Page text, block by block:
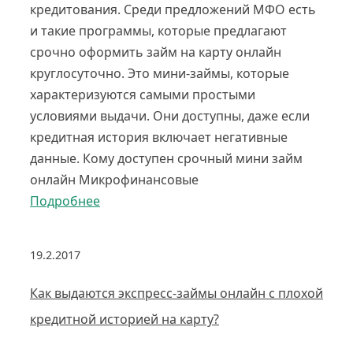
кредитования. Среди предложений МФО есть
и такие программы, которые предлагают
срочно оформить займ на карту онлайн
круглосуточно. Это мини-займы, которые
характеризуются самыми простыми
условиями выдачи. Они доступны, даже если
кредитная история включает негативные
данные. Кому доступен срочный мини займ
онлайн Микрофинансовые
Подробнее
19.2.2017
Как выдаются экспресс-займы онлайн с плохой
кредитной историей на карту?